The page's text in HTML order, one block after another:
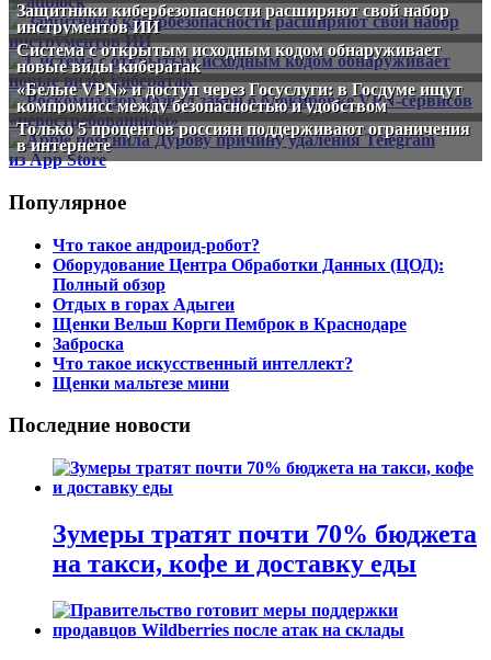
Защитники кибербезопасности расширяют свой набор
инструментов ИИ
Система с открытым исходным кодом обнаруживает
новые виды кибератак
«Белые VPN» и доступ через Госуслуги: в Госдуме ищут
компромисс между безопасностью и удобством
Только 5 процентов россиян поддерживают ограничения
в интернете
Популярное
Что такое андроид-робот?
Оборудование Центра Обработки Данных (ЦОД):
Полный обзор
Отдых в горах Адыгеи
Щенки Вельш Корги Пемброк в Краснодаре
Заброска
Что такое искусственный интеллект?
Щенки мальтезе мини
Последние новости
Зумеры тратят почти 70% бюджета
на такси, кофе и доставку еды